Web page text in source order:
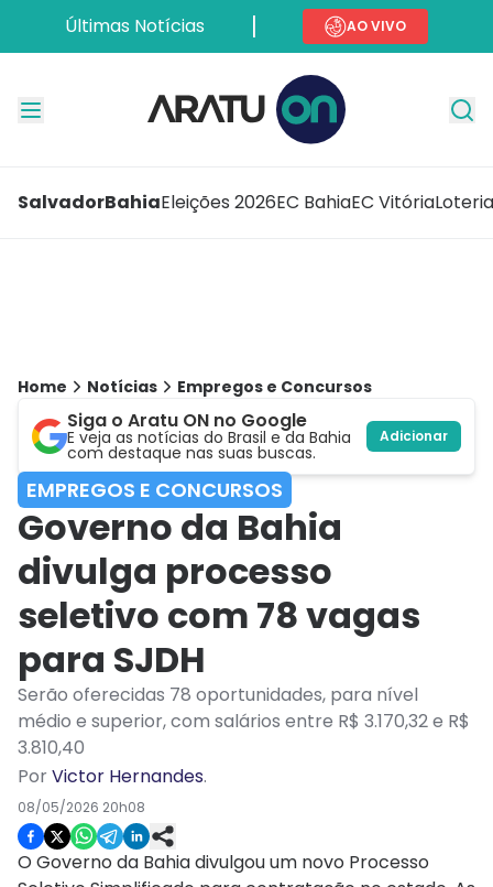
Últimas Notícias AO VIVO
SalvadorBahiaEleições 2026EC BahiaEC Vitória
Home Notícias Empregos e Concursos
Siga o Aratu ON no Google
E veja as notícias do Brasil e da Bahia
com destaque nas suas buscas.
Adicionar
EMPREGOS E CONCURSOS
Governo da Bahia
divulga processo
seletivo com 78 vagas
para SJDH
Serão oferecidas 78 oportunidades, para nível
médio e superior, com salários entre R$ 3.170,32 e R$
3.810,40
PorVictor Hernandes.
08/05/2026 20h08
O Governo da Bahia divulgou um novo Processo